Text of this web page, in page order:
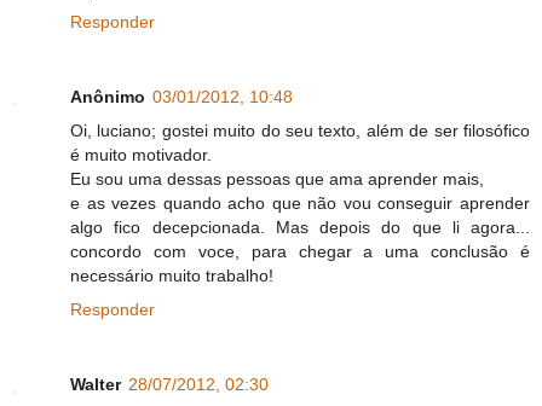
Responder
Anônimo 03/01/2012, 10:48
Oi, luciano; gostei muito do seu texto, além de ser filosófico
é muito motivador.
Eu sou uma dessas pessoas que ama aprender mais,
e as vezes quando acho que não vou conseguir aprender
algo fico decepcionada. Mas depois do que li agora...
concordo com voce, para chegar a uma conclusão é
necessário muito trabalho!
Responder
Walter 28/07/2012, 02:30